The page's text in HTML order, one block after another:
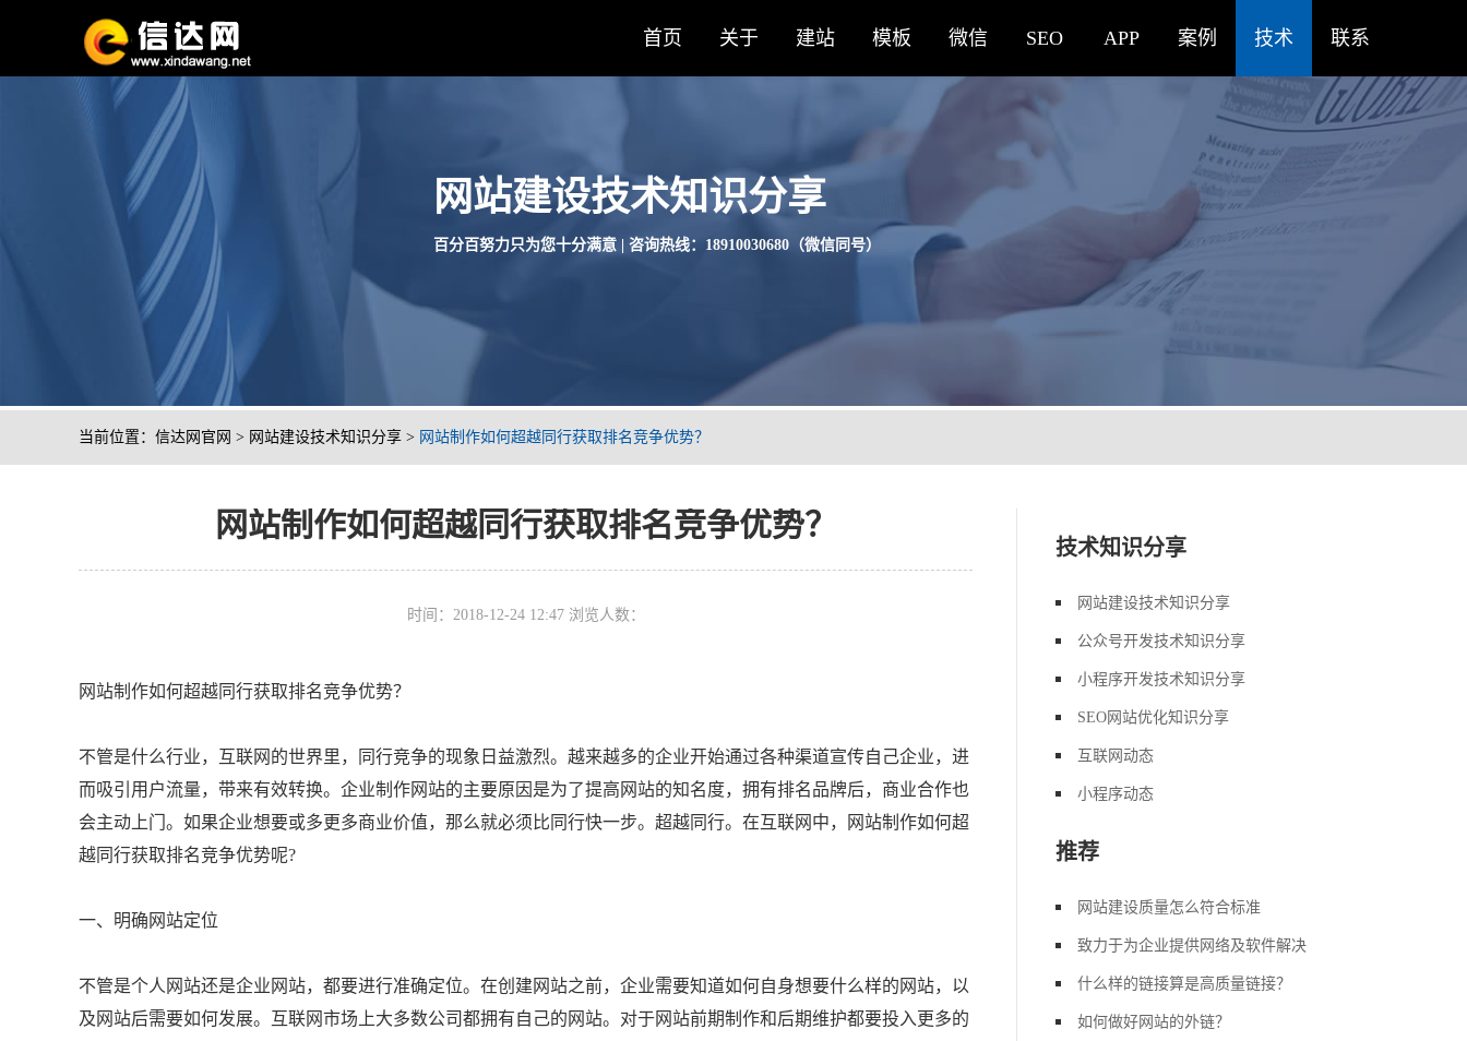
首页 关于 建站 模板 微信 SEO APP 案例 技术 联系
网站建设技术知识分享
百分百努力只为您十分满意 | 咨询热线：18910030680（微信同号）
当前位置： 信达网官网 > 网站建设技术知识分享 > 网站制作如何超越同行获取排名竞争优势？
网站制作如何超越同行获取排名竞争优势？
时间：2018-12-24 12:47 浏览人数：
网站制作如何超越同行获取排名竞争优势？
不管是什么行业，互联网的世界里，同行竞争的现象日益激烈。越来越多的企业开始通过各种渠道宣传自己企业，进
而吸引用户流量，带来有效转换。企业制作网站的主要原因是为了提高网站的知名度，拥有排名品牌后，商业合作也
会主动上门。如果企业想要或多更多商业价值，那么就必须比同行快一步。超越同行。在互联网中，网站制作如何超
越同行获取排名竞争优势呢?
一、明确网站定位
不管是个人网站还是企业网站，都要进行准确定位。在创建网站之前，企业需要知道如何自身想要什么样的网站，以
及网站后需要如何发展。互联网市场上大多数公司都拥有自己的网站。对于网站前期制作和后期维护都要投入更多的
技术知识分享
网站建设技术知识分享
公众号开发技术知识分享
小程序开发技术知识分享
SEO网站优化知识分享
互联网动态
小程序动态
推荐
网站建设质量怎么符合标准
致力于为企业提供网络及软件解决
什么样的链接算是高质量链接？
如何做好网站的外链？